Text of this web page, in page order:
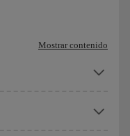
Mostrar contenido